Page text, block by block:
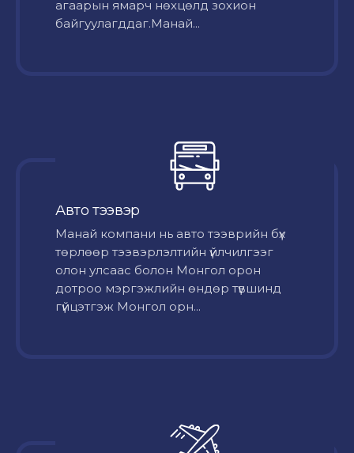
агаарын ямарч нөхцөлд зохион
байгуулагддаг.Манай...
Авто тээвэр
Mанай компани нь авто тээврийн бүх
төрлөөр тээвэрлэлтийн үйлчилгээг
олон улсаас болон Монгол орон
дотроо мэргэжлийн өндөр түвшинд
гүйцэтгэж Монгол орн...